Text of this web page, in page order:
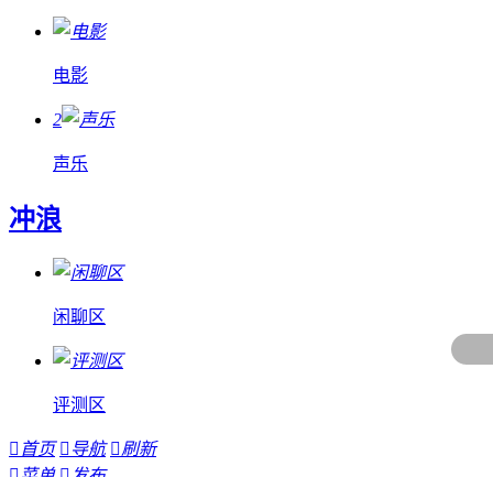
电影
2
声乐
冲浪
闲聊区
评测区
 首页  导航 刷新